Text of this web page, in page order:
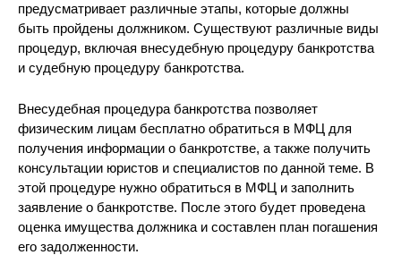
предусматривает различные этапы, которые должны
быть пройдены должником. Существуют различные виды
процедур, включая внесудебную процедуру банкротства
и судебную процедуру банкротства.
Внесудебная процедура банкротства позволяет
физическим лицам бесплатно обратиться в МФЦ для
получения информации о банкротстве, а также получить
консультации юристов и специалистов по данной теме. В
этой процедуре нужно обратиться в МФЦ и заполнить
заявление о банкротстве. После этого будет проведена
оценка имущества должника и составлен план погашения
его задолженности.